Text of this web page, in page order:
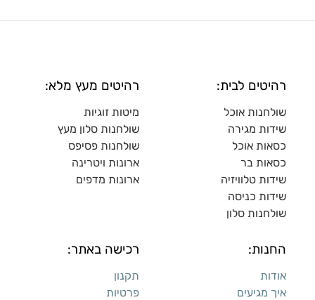
רהיטים לבית:
שולחנות אוכל
שידות מגירה
כסאות אוכל
כסאות בר
שידות טלוויזיה
שידות כניסה
שולחנות סלון
רהיטים מעץ מלא:
מיטות זוגיות
שולחנות סלון מעץ
שולחנות פסיפס
ארונות ויטרינה
ארונות מדפים
החנות:
אודות
איך מגיעים
רכישה באתר:
תקנון
פרטיות